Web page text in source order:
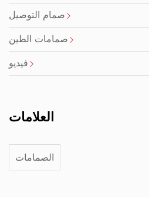
صمام التوصيل
صمامات الطين
فيديو
العلامات
الصمامات